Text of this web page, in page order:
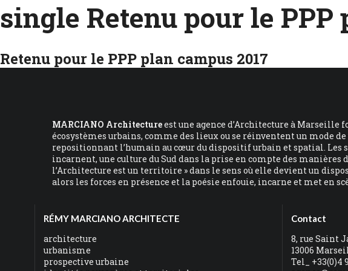
single Retenu pour le PPP
Retenu pour le PPP plan campus 2017
MARCIANO Architectureest une agence d’Architecture à Marseille
écosystèmes urbains, comme des lieux ou se réinventent un mode
repositionnant l’humain au cœur du dispositif urbain et spatial. Les
incarnent, une culture du Sud dans la prise en compte des manières
l’Architecture est un territoire » dans le sens où elle devient un
alors les forces en présence et la poésie enfouie, incarne et met en
RÉMY MARCIANO ARCHITECTE
architecture
urbanisme
prospective urbaine
Contact
8, rue Saint
13006
Tel_ +33(0)4